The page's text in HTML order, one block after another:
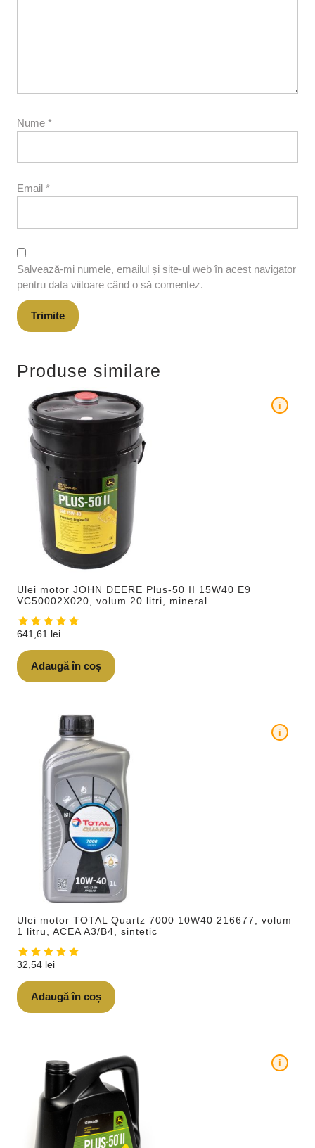
Nume *
Email *
Salvează-mi numele, emailul și site-ul web în acest navigator
pentru data viitoare când o să comentez.
Produse similare
Ulei motor JOHN DEERE Plus-50 II 15W40 E9
VC50002X020, volum 20 litri, mineral
i
641,61 lei
Adaugă în coș
Ulei motor TOTAL Quartz 7000 10W40 216677, volum
1 litru, ACEA A3/B4, sintetic
i
32,54 lei
Adaugă în coș
i